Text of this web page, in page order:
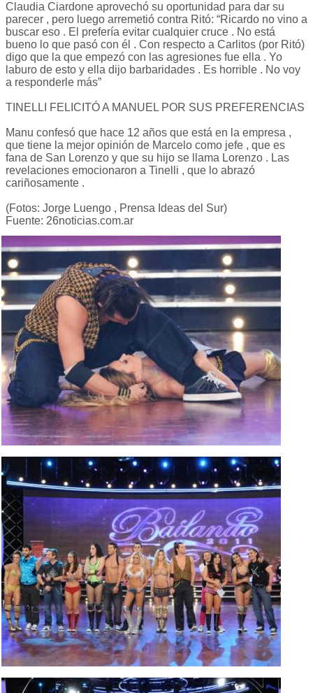
Claudia Ciardone aprovechó su oportunidad para dar su
parecer , pero luego arremetió contra Ritó: “Ricardo no vino a
buscar eso . El prefería evitar cualquier cruce . No está
bueno lo que pasó con él . Con respecto a Carlitos (por Ritó)
digo que la que empezó con las agresiones fue ella . Yo
laburo de esto y ella dijo barbaridades . Es horrible . No voy
a responderle más”
TINELLI FELICITÓ A MANUEL POR SUS PREFERENCIAS
Manu confesó que hace 12 años que está en la empresa ,
que tiene la mejor opinión de Marcelo como jefe , que es
fana de San Lorenzo y que su hijo se llama Lorenzo . Las
revelaciones emocionaron a Tinelli , que lo abrazó
cariñosamente .
(Fotos: Jorge Luengo , Prensa Ideas del Sur)
Fuente: 26noticias.com.ar